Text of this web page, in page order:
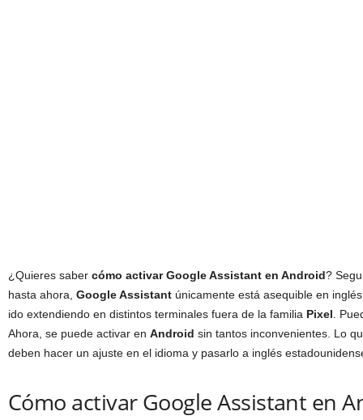
¿Quieres saber cómo activar Google Assistant en Android?
hasta ahora, Google Assistant únicamente está asequible en
ido extendiendo en distintos terminales fuera de la familia Pixel .
Ahora, se puede activar en Android sin tantos inconvenientes. Lo
deben hacer un ajuste en el idioma y pasarlo a inglés
Cómo activar Google Assistant en